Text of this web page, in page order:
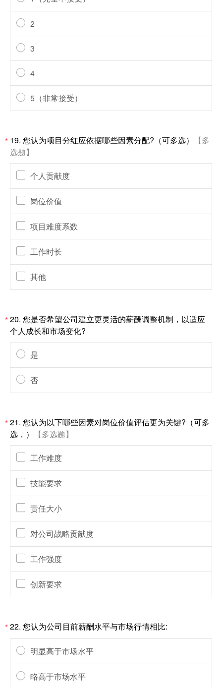
2
3
4
5（非常接受）
* 19. 您认为项目分红应依据哪些因素分配?（可多选）
【多
选题】
个人贡献度
岗位价值
项目难度系数
工作时长
其他
*20. 您是否希望公司建立更灵活的薪酬调整机制，以适应
个人成长和市场变化?
是
否
*21. 您认为以下哪些因素对岗位价值评估更为关键?（可多
选，）
【多选题】
工作难度
技能要求
责任大小
对公司战略贡献度
工作强度
创新要求
*22. 您认为公司目前薪酬水平与市场行情相比:
明显高于市场水平
略高于市场水平